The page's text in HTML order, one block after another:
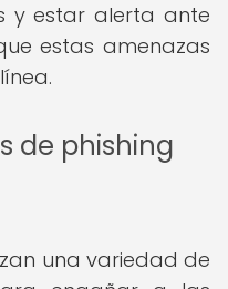
y estar alerta ante
estas amenazas
de phishing
una variedad de